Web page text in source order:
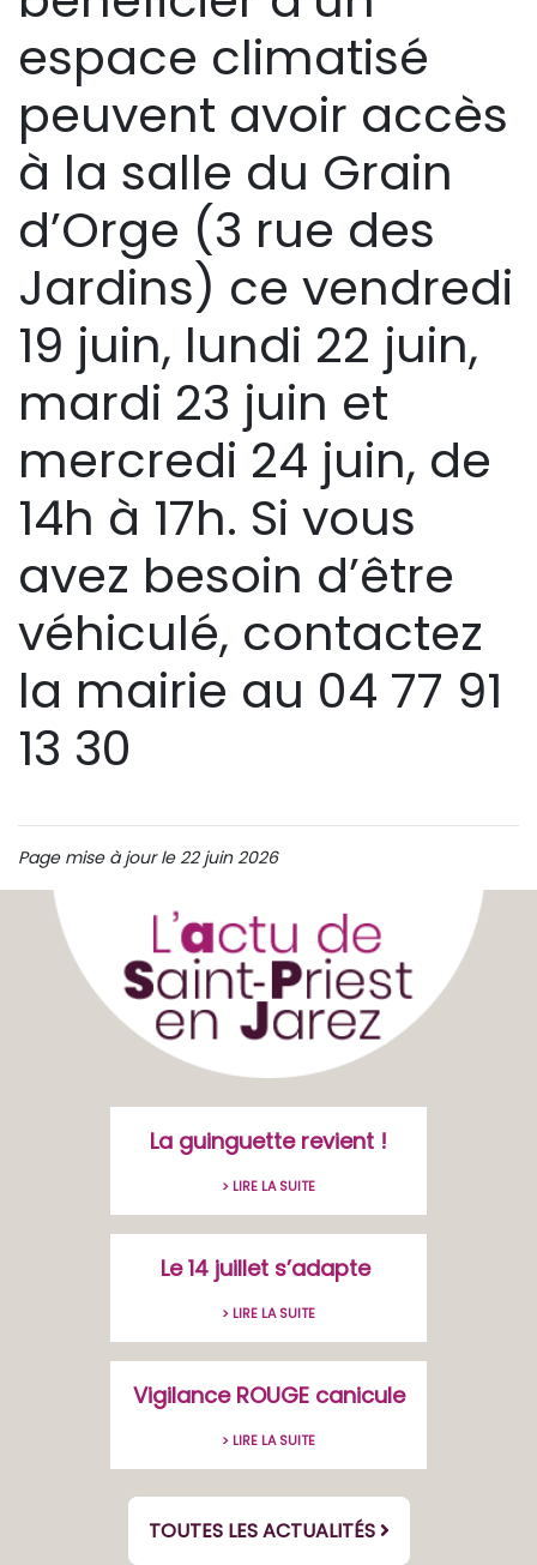
espace climatisé
peuvent avoir accès
à la salle du Grain
d’Orge (3 rue des
Jardins) ce vendredi
19 juin, lundi 22 juin,
mardi 23 juin et
mercredi 24 juin, de
14h à 17h. Si vous
avez besoin d’être
véhiculé, contactez
la mairie au 04 77 91
13 30
Page mise à jour le 22 juin 2026
La guinguette revient !
> LIRE LA SUITE
Le 14 juillet s’adapte
> LIRE LA SUITE
Vigilance ROUGE canicule
> LIRE LA SUITE
TOUTES LES ACTUALITÉS